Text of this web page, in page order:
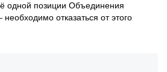
одной позиции Объединения
отказаться от этого